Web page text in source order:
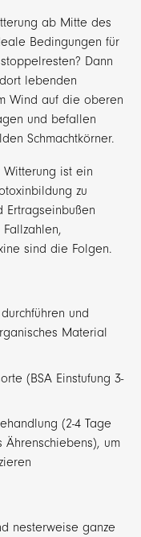
ab Mitte des
Bedingungen für
Dann
lebenden
Wind auf die oberen
und befallen
Schmachtkörner.
ist ein
zu
Ertragseinbußen
sind die Folgen.
und
Material
(BSA Einstufung 3-
(2-4 Tage
um
nesterweise ganze